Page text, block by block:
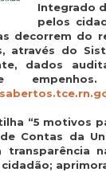
Integrado
pelos
decorrem do
através do
dados
e
“5 motivos
Contas da
transparência